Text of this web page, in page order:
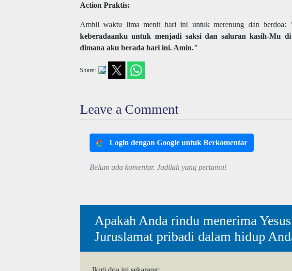
Action Praktis:
Ambil waktu lima menit hari ini untuk merenung dan berdoa:
keberadaanku untuk menjadi saksi dan saluran kasih-Mu
dimana aku berada hari ini. Amin."
Share:
Leave a Comment
Login dengan Google untuk Berkomentar
Belum ada komentar. Jadilah yang pertama!
Apakah Anda rindu menerima
Juruslamat pribadi dalam hidup